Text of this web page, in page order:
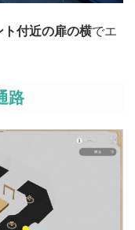
ト付近の扉の横でエ
路